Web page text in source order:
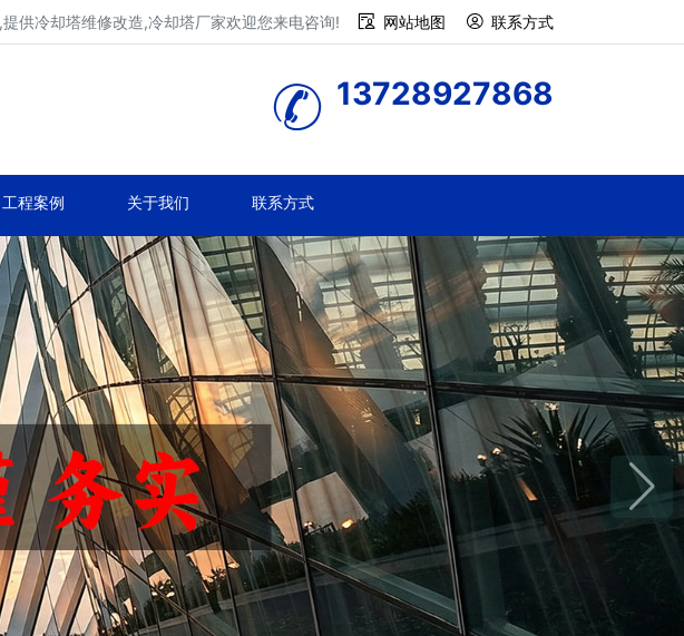
供冷却塔维修改造,冷却塔厂家欢迎您来电咨询! 网站地图 联系方式
13728927868
工程案例 关于我们 联系方式